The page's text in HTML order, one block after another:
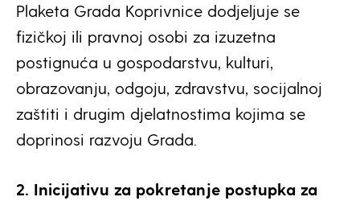
Plaketa Grada Koprivnice dodjeljuje se
fizičkoj ili pravnoj osobi za izuzetna
postignuća u gospodarstvu, kulturi,
obrazovanju, odgoju, zdravstvu, socijalnoj
zaštiti i drugim djelatnostima kojima se
doprinosi razvoju Grada.
2. Inicijativu za pokretanje postupka za